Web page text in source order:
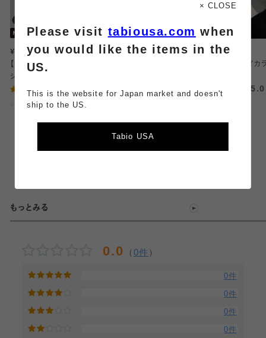
1
¥880
【迷ったらコレ】ラメゴム長
ショートソックス
4.68 （88）
2
¥990
冷感 吸水・速乾
4.65
¥990
メロウリブバイカ
もっとみる
0.0 （ 0件 ）
0件
0件
0件
0件
× CLOSE
Please visit tabiousa.com when
you would like the items in the
US.
This is the website for Japan market and doesn't
ship to the US.
Tabio USA